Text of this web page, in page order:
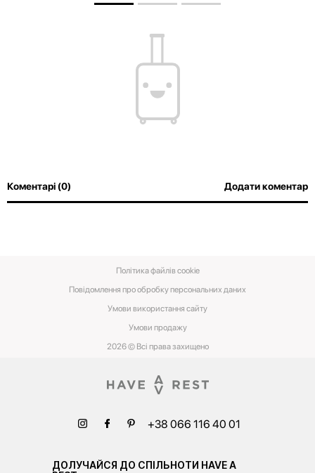
Коментарі (0) Додати коментар
2026 © Всі права захищено
Повідомлення про обробку персональних даних
Умови використання сайту
Умови‌ ‌продажу‌
Політика файлів cookie
+38 066 116 40 01
ДОЛУЧАЙСЯ ДО СПІЛЬНОТИ HAVE A